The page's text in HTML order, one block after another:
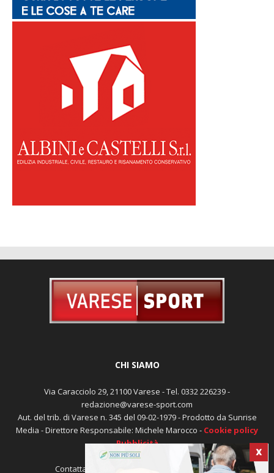
X
CHI SIAMO
Via Caracciolo 29, 21100 Varese - Tel. 0332 226239 -
redazione@varese-sport.com
Aut. del trib. di Varese n. 345 del 09-02-1979 - Prodotto da Sunrise
Media - Direttore Responsabile: Michele Marocco - Cookie policy
Pubblicità
Contattaci: redazione@varese-sport.com